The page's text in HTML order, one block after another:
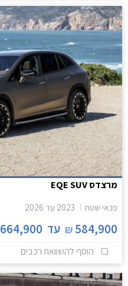
מרצדס EQE SUV
פנאי שטח 2023 עד 2026
584,900
₪ עד 664,900
הוסף להשוואת רכבים